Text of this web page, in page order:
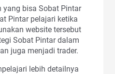
yang bisa Sobat Pintar
Pintar pelajari ketika
website tersebut
Sobat Pintar dalam
juga menjadi trader.
lebih detailnya